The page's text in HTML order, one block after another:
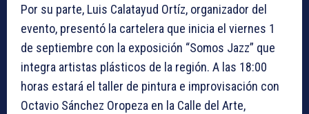
Por su parte, Luis Calatayud Ortíz, organizador del
evento, presentó la cartelera que inicia el viernes 1
de septiembre con la exposición “Somos Jazz” que
integra artistas plásticos de la región. A las 18:00
horas estará el taller de pintura e improvisación con
Octavio Sánchez Oropeza en la Calle del Arte,